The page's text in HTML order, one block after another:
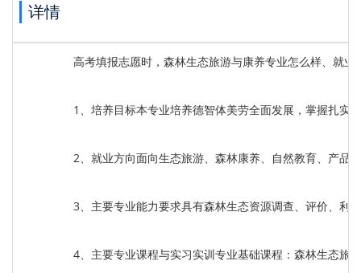
详情
高考填报志愿时，森林生态旅游与康养专业怎么样、就
1、培养目标本专业培养德智体美劳全面发展，掌握扎实
2、就业方向面向生态旅游、森林康养、自然教育、产品
3、主要专业能力要求具有森林生态资源调查、评价、利
4、主要专业课程与实习实训专业基础课程：森林生态旅